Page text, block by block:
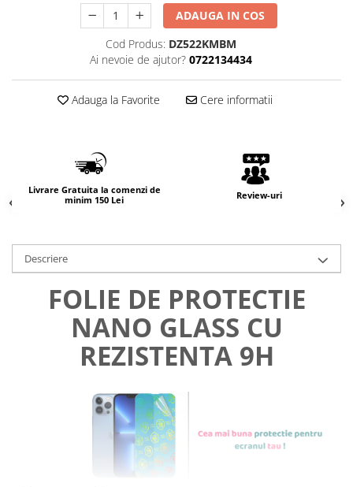
ADAUGA IN COS
Cod Produs: DZ522KMBM
Ai nevoie de ajutor? 0722134434
Adauga la Favorite Cere informatii
Livrare Gratuita la comenzi de
minim 150 Lei
Review-uri
Descriere
FOLIE DE PROTECTIE
NANO GLASS CU
REZISTENTA 9H